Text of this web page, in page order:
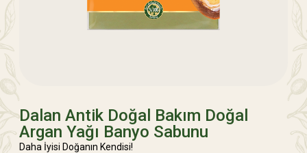
Dalan Antik Doğal Bakım Doğal
Argan Yağı Banyo Sabunu
Daha İyisi Doğanın Kendisi!